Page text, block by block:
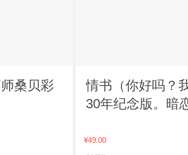
桑贝彩
情书（你好吗？
30年纪念版。暗
¥49.00